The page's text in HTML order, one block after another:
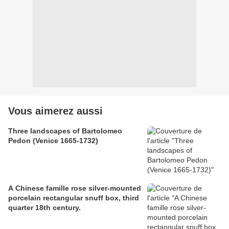
Vous aimerez aussi
Three landscapes of Bartolomeo
Pedon (Venice 1665-1732)
A Chinese famille rose silver-mounted
porcelain rectangular snuff box, third
quarter 18th century.